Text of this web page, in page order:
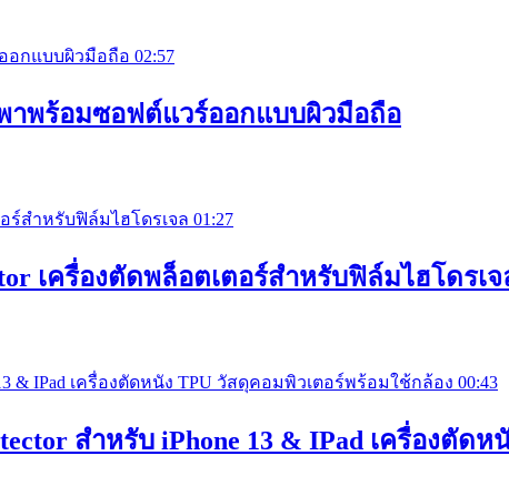
02:57
าพร้อมซอฟต์แวร์ออกแบบผิวมือถือ
01:27
เครื่องตัดพล็อตเตอร์สำหรับฟิล์มไฮโดรเจ
00:43
สําหรับ iPhone 13 & IPad เครื่องตัด